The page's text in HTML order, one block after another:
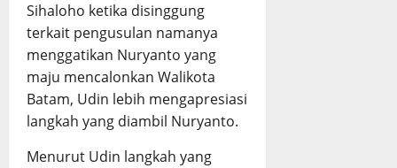
Sihaloho ketika disinggung
terkait pengusulan namanya
menggatikan Nuryanto yang
maju mencalonkan Walikota
Batam, Udin lebih mengapresiasi
langkah yang diambil Nuryanto.
Menurut Udin langkah yang